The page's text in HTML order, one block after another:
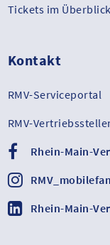
Tickets im Überblick
Kontakt
RMV-Serviceportal
RMV-
Rhein-Main-
Rhein-Main-